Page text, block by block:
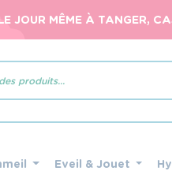
JOUR MÊME À TANGER,
Eveil & Jouet